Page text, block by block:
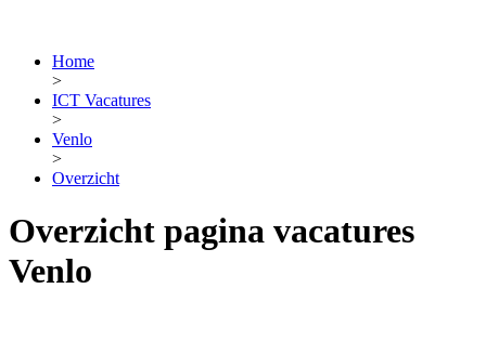
Home
>
ICT Vacatures
>
Venlo
>
Overzicht
Overzicht pagina vacatures
Venlo